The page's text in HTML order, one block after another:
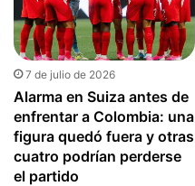
7 de julio de 2026
Alarma en Suiza antes de
enfrentar a Colombia: una
figura quedó fuera y otras
cuatro podrían perderse
el partido